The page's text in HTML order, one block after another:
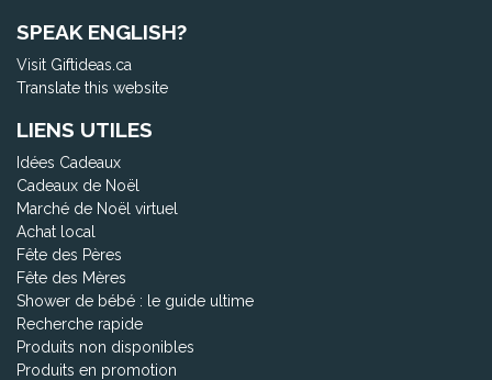
SPEAK ENGLISH?
Visit Giftideas.ca
Translate this website
LIENS UTILES
Idées Cadeaux
Cadeaux de Noël
Marché de Noël virtuel
Achat local
Fête des Pères
Fête des Mères
Shower de bébé : le guide ultime
Recherche rapide
Produits non disponibles
Produits en promotion